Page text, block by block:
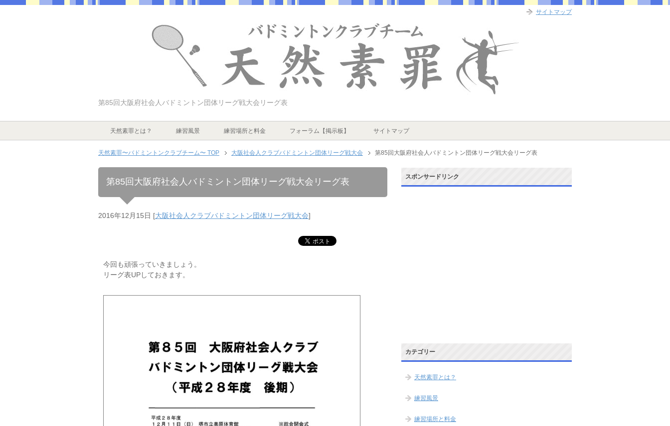
第85回大阪府社会人バドミントン団体リーグ戦大会リーグ表
天然素罪とは？ 練習風景 練習場所と料金 フォーラム【掲示板】 サイトマップ
天然素罪〜バドミントンクラブチーム〜 TOP 大阪社会人クラブバドミントン団体リーグ戦大会 第85回大阪府社会人バドミントン団体リーグ戦大会リーグ表
第85回大阪府社会人バドミントン団体リーグ戦大会リーグ表
2016年12月15日 [大阪社会人クラブバドミントン団体リーグ戦大会]
今回も頑張っていきましょう。
リーグ表UPしておきます。
スポンサードリンク
カテゴリー
天然素罪とは？
練習風景
練習場所と料金
サイトマップ